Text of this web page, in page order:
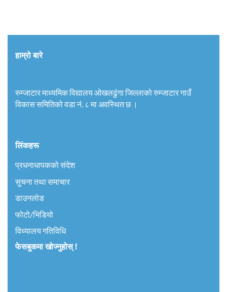
हाम्रो बारे
रुम्जाटार माध्यमिक विद्यालय ओखलढुंगा जिल्लाको रुम्जाटार गाउँ
विकास समितिको वडा नं. ८ मा अवस्थित छ ।
लिंकहरू
प्रधनाधापकको संदेश
सुचना तथा समाचार
डाउनलोड
फोटो/भिडियो
विध्यालय गतिविधि
फेसबुकमा खोज्नुहोस् !